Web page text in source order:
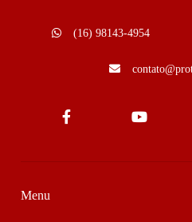
(16) 98143-4954
Menu